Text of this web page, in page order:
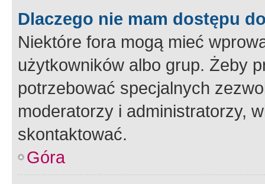
Dlaczego nie mam dostępu
Niektóre fora mogą mieć
użytkowników albo grup. Żeby
potrzebować specjalnych
moderatorzy i administratorzy,
skontaktować.
Góra